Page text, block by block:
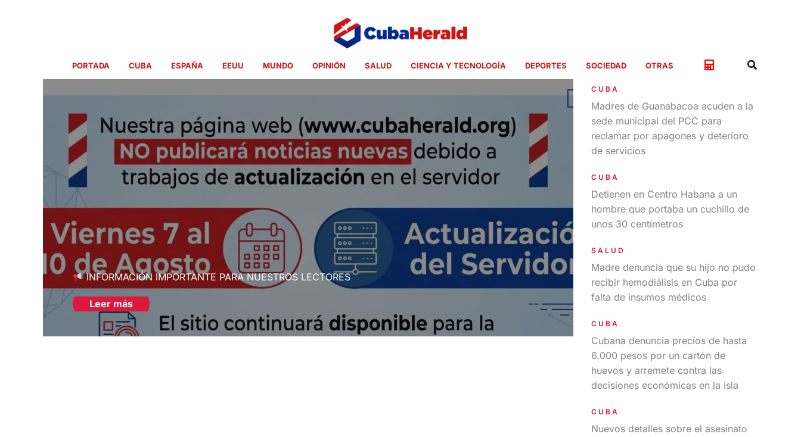
PORTADA CUBA ESPAÑA EEUU MUNDO OPINIÓN SALUD CIENCIA Y TECNOLOGÍA DEPORTES SOCIEDAD OTRAS Buscar
INFORMACIÓN IMPORTANTE PARA NUESTROS LECTORES
Leer más
CUBA
Madres de Guanabacoa acuden a la
sede municipal del PCC para
reclamar por apagones y deterioro
de servicios
CUBA
Detienen en Centro Habana a un
hombre que portaba un cuchillo de
unos 30 centímetros
SALUD
Madre denuncia que su hijo no pudo
recibir hemodiálisis en Cuba por
falta de insumos médicos
CUBA
Cubana denuncia precios de hasta
6.000 pesos por un cartón de
huevos y arremete contra las
decisiones económicas en la isla
CUBA
Nuevos detalles sobre el asesinato